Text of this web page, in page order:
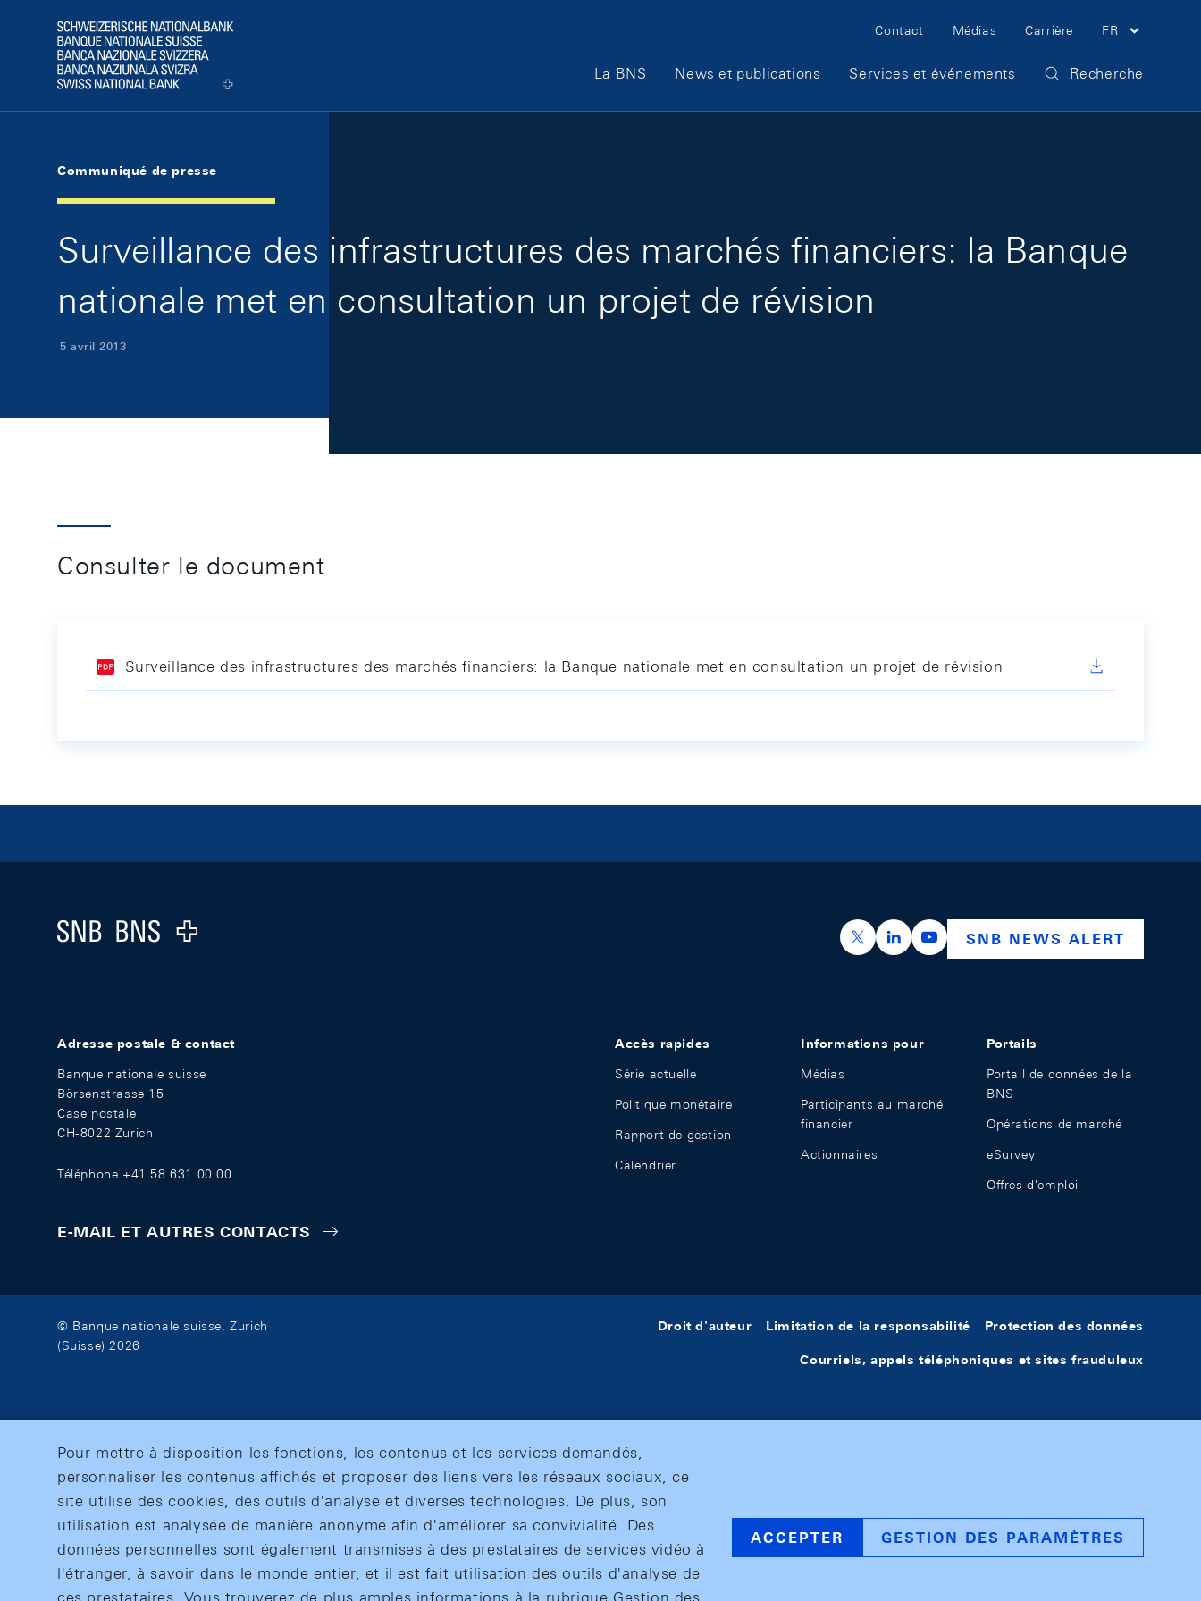
Logo
Meta Navigation
Contact Médias Carrière FR
Main Navigation
La BNS News et publications Services et événements Recherche
Communiqué de presse
Surveillance des infrastructures des marchés financiers: la Banque
nationale met en consultation un projet de révision
5 avril 2013
Consulter le document
Surveillance des infrastructures des marchés financiers: la Banque nationale met en consultation un projet de révision
Logo
https://x.com/snb_bns
https://ch.linkedin.com/company/swiss-
https://www.youtube.com/
SNB NEWS ALERT
Adresse postale & contact
Banque nationale suisse
Börsenstrasse 15
Case postale
CH-8022 Zurich
Téléphone +41 58 631 00 00
E-MAIL ET AUTRES CONTACTS
Accès rapides
Série actuelle
Politique monétaire
Rapport de gestion
Calendrier
Informations pour
Médias
Participants au marché
financier
Actionnaires
Portails
Portail de données de la
BNS
Opérations de marché
eSurvey
Offres d'emploi
© Banque nationale suisse, Zurich
(Suisse) 2026
Droit d'auteur Limitation de la responsabilité Protection des données
Courriels, appels téléphoniques et sites frauduleux
Pour mettre à disposition les fonctions, les contenus et les services demandés,
personnaliser les contenus affichés et proposer des liens vers les réseaux sociaux, ce
site utilise des cookies, des outils d'analyse et diverses technologies. De plus, son
utilisation est analysée de manière anonyme afin d'améliorer sa convivialité. Des
données personnelles sont également transmises à des prestataires de services vidéo à
l'étranger, à savoir dans le monde entier, et il est fait utilisation des outils d'analyse de
ACCEPTER GESTION DES PARAMÈTRES